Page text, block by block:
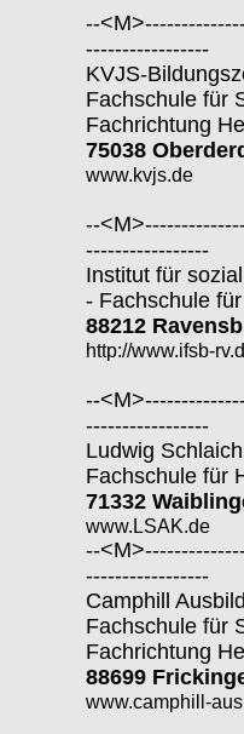
--
-----------------
KVJS-
Fachschule für
Fachrichtung
75038
www.kvjs.de
--
-----------------
Institut für
- Fachschule
88212
http://www.ifsb-
--
-----------------
Ludwig
Fachschule für
71332
www.LSAK.de
--
-----------------
Camphill
Fachschule für
Fachrichtung
88699
www.camphill-